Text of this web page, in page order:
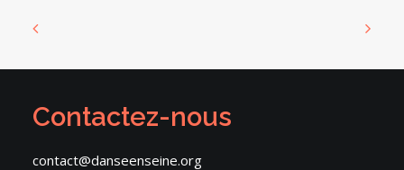
Contactez-nous
contact@danseenseine.org